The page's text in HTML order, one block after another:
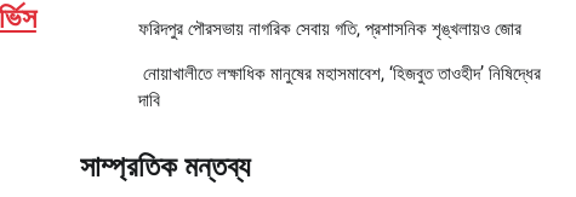
ফরিদপুর পৌরসভায় নাগরিক সেবায় গতি, প্রশাসনিক শৃঙ্খলায়ও জোর
নোয়াখালীতে লক্ষাধিক মানুষের মহাসমাবেশ, ‘হিজবুত তাওহীদ’ নিষিদ্ধের
দাবি
সাম্প্রতিক মন্তব্য